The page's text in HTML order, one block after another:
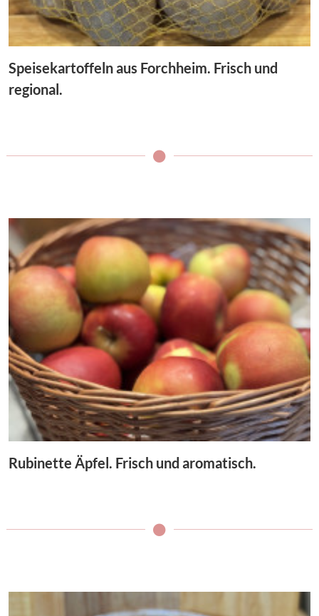
Speisekartoffeln aus Forchheim. Frisch und
regional.
Rubinette Äpfel. Frisch und aromatisch.